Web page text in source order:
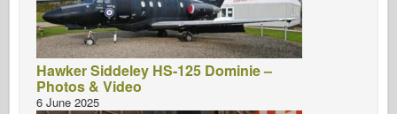
Hawker Siddeley HS-125 Dominie –
Photos & Video
6 June 2025